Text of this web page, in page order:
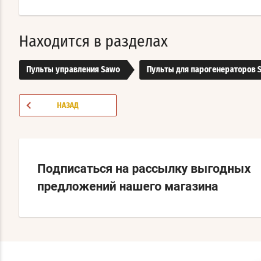
Находится в разделах
Пульты управления Sawo Пульты для парогенераторов
НАЗАД
Подписаться на рассылку выгодных
предложений нашего магазина